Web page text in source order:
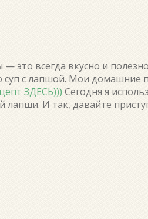
всегда вкусно и
с лапшой. Мои домашние
ЗДЕСЬ))) Сегодня я
лапши. И так, давайте